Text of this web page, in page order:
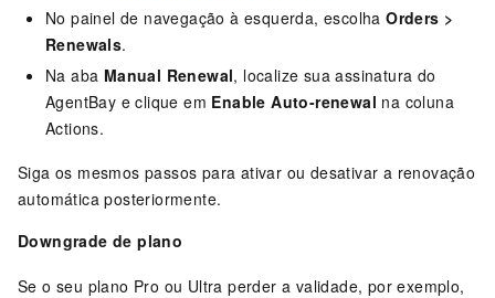
No painel de navegação à esquerda, escolhaOrders >
Renewals.
Na aba Manual Renewal, localize sua assinatura do
AgentBay e clique em Enable Auto-renewal na coluna
Actions.
Siga os mesmos passos para ativar ou desativar a renovação
automática posteriormente.
Downgrade de plano
Se o seu plano Pro ou Ultra perder a validade, por exemplo,